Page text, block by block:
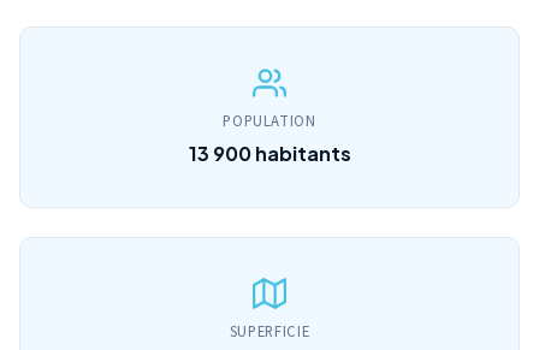
POPULATION
13 900 habitants
SUPERFICIE